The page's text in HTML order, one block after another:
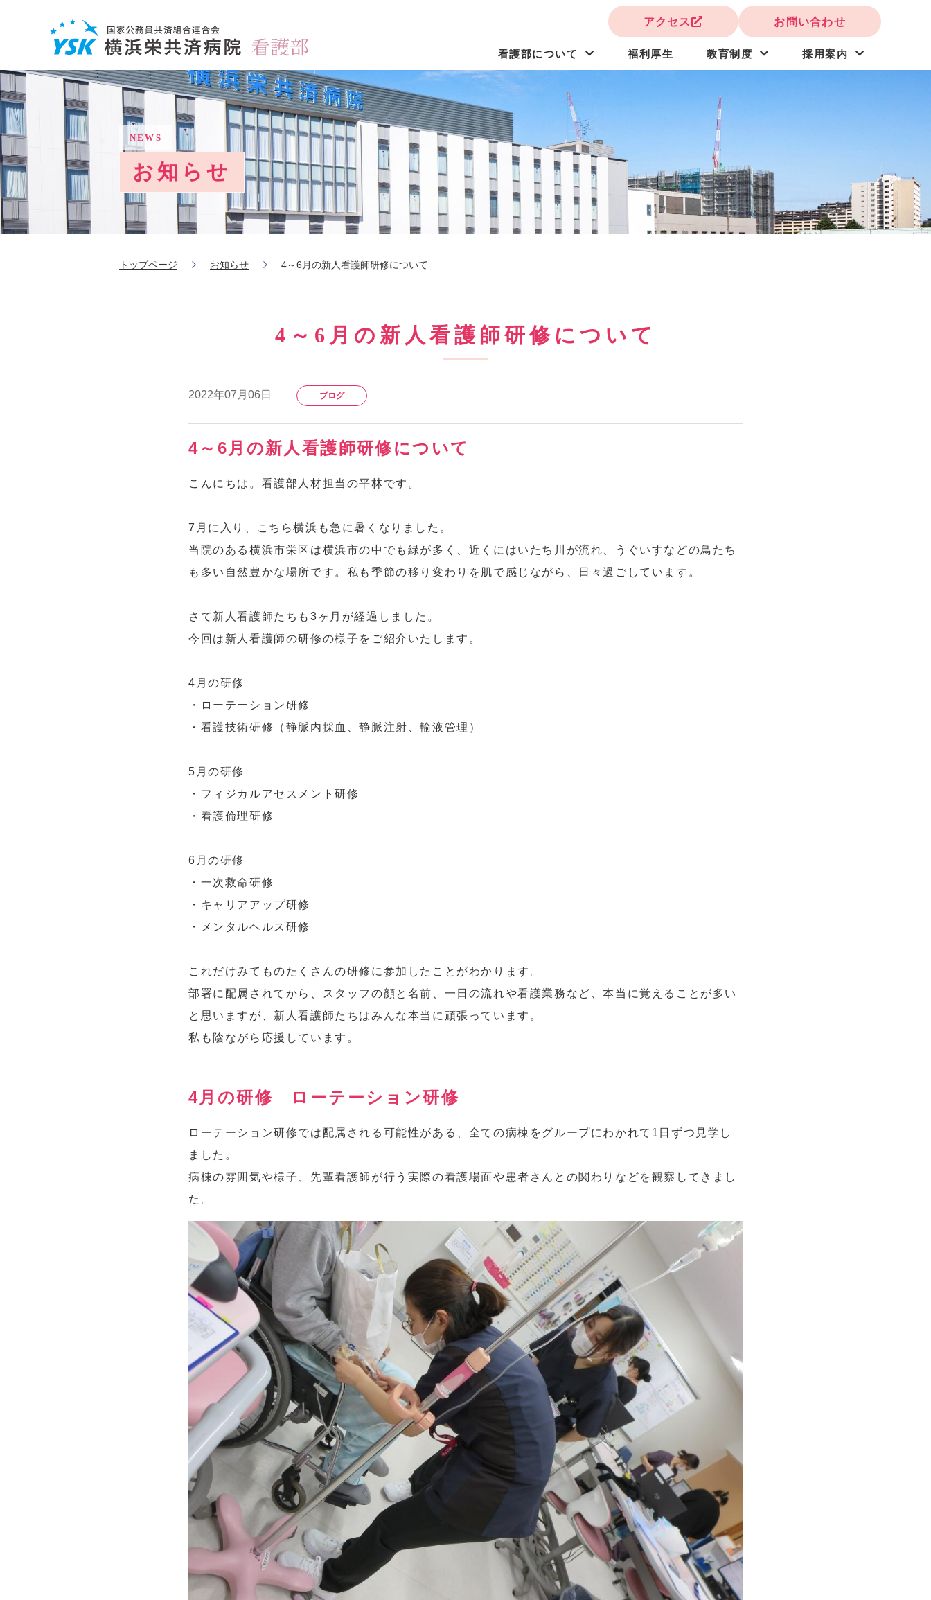
看護部について 福利厚生 教育制度 採用案内
アクセス お問い合わせ
NEWS
お知らせ
トップページ お知らせ 4～6月の新人看護師研修について
4～6月の新人看護師研修について
2022年07月06日 ブログ
4～6月の新人看護師研修について
こんにちは。看護部人材担当の平林です。
7月に入り、こちら横浜も急に暑くなりました。
当院のある横浜市栄区は横浜市の中でも緑が多く、近くにはいたち川が流れ、うぐいすなどの鳥たち
も多い自然豊かな場所です。私も季節の移り変わりを肌で感じながら、日々過ごしています。
さて新人看護師たちも3ヶ月が経過しました。
今回は新人看護師の研修の様子をご紹介いたします。
4月の研修
・ローテーション研修
・看護技術研修（静脈内採血、静脈注射、輸液管理）
5月の研修
・フィジカルアセスメント研修
・看護倫理研修
6月の研修
・一次救命研修
・キャリアアップ研修
・メンタルヘルス研修
これだけみてものたくさんの研修に参加したことがわかります。
部署に配属されてから、スタッフの顔と名前、一日の流れや看護業務など、本当に覚えることが多い
と思いますが、新人看護師たちはみんな本当に頑張っています。
私も陰ながら応援しています。
4月の研修 ローテーション研修
ローテーション研修では配属される可能性がある、全ての病棟をグループにわかれて1日ずつ見学し
ました。
病棟の雰囲気や様子、先輩看護師が行う実際の看護場面や患者さんとの関わりなどを観察してきまし
た。